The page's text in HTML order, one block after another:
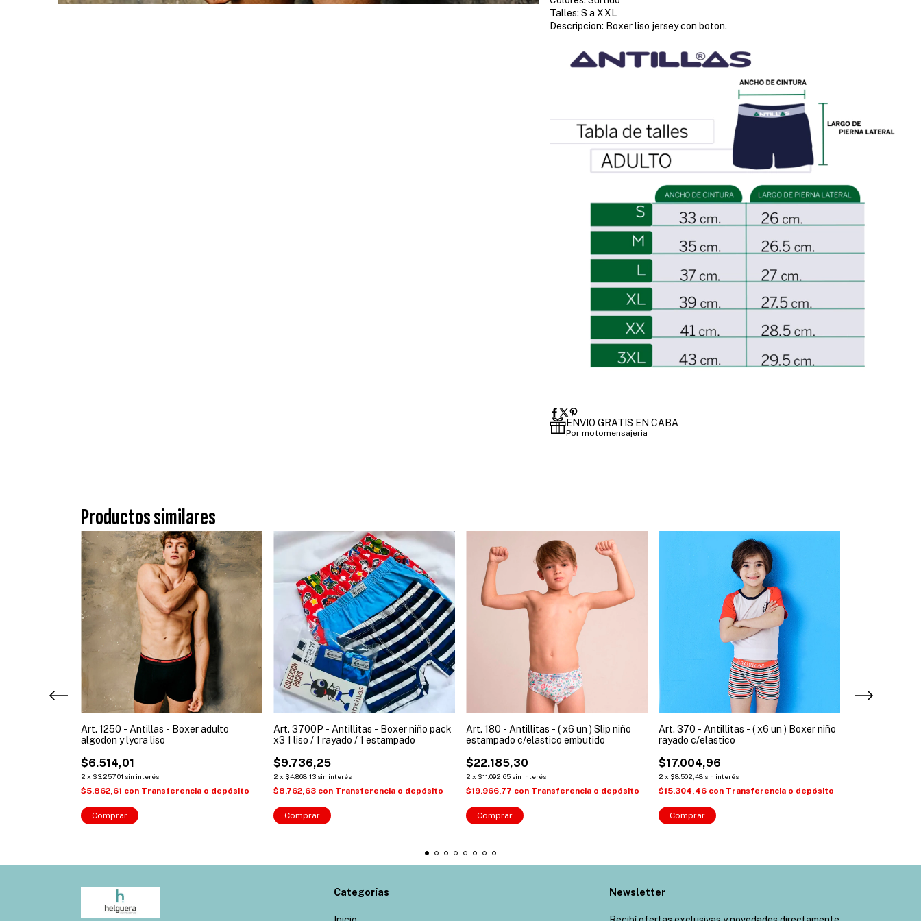
Talles: S a XXL
Descripcion: Boxer liso jersey con boton.
ENVIO GRATIS EN CABA
Por motomensajeria
Productos similares
Art. 1250 - Antillas - Boxer adulto
algodon y lycra liso
$6.514,01
2 x $3.257,01 sin interés
$5.862,61 con Transferencia o depósito
Comprar
Art. 3700P - Antillitas - Boxer niño pack
x3 1 liso / 1 rayado / 1 estampado
$9.736,25
2 x $4.868,13 sin interés
$8.762,63 con Transferencia o depósito
Comprar
Art. 180 - Antillitas - ( x6 un ) Slip niño
estampado c/elastico embutido
$22.185,30
2 x $11.092,65 sin interés
$19.966,77 con Transferencia o depósito
Comprar
Art. 370 - Antillitas - ( x6 un ) Boxer niño
rayado c/elastico
$17.004,96
2 x $8.502,48 sin interés
$15.304,46 con Transferencia o depósito
Comprar
Categorías Newsletter